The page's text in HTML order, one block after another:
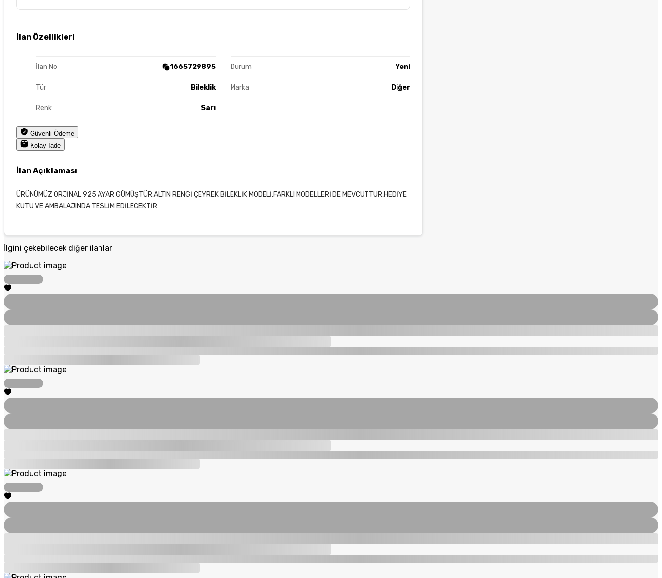
İlan Özellikleri
İlan No 1665729895 Durum Yeni
Tür Bileklik Marka Diğer
Renk Sarı
Güvenli Ödeme
Kolay İade
İlan Açıklaması
ÜRÜNÜMÜZ ORJİNAL 925 AYAR GÜMÜŞTÜR,ALTIN RENGİ ÇEYREK BİLEKLİK MODELİ,FARKLI MODELLERİ DE MEVCUTTUR,HEDİYE
KUTU VE AMBALAJINDA TESLİM EDİLECEKTİR
İlgini çekebilecek diğer ilanlar